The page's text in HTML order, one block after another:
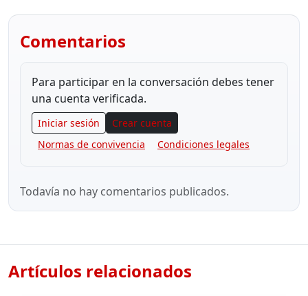
Comentarios
Para participar en la conversación debes tener
una cuenta verificada.
Iniciar sesión
Crear cuenta
Normas de convivencia
Condiciones legales
Todavía no hay comentarios publicados.
Artículos relacionados